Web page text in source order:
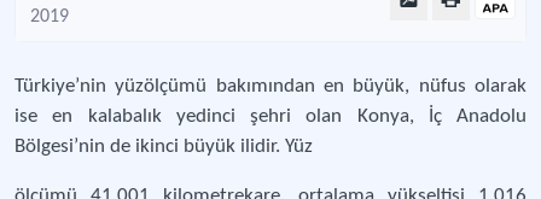
2019
Türkiye’nin yüzölçümü bakımından en büyük, nüfus olarak
ise en kalabalık yedinci şehri olan Konya, İç Anadolu
Bölgesi’nin de ikinci büyük ilidir. Yüz